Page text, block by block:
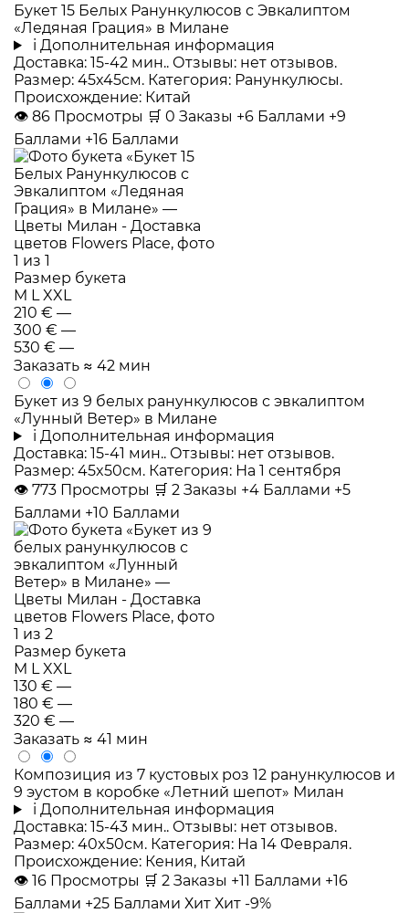
Букет 15 Белых Ранункулюсов с Эвкалиптом
«Ледяная Грация» в Милане
i Дополнительная информация
Доставка: 15-42 мин.. Отзывы: нет отзывов.
Размер: 45x45см. Категория: Ранункулюсы.
Происхождение: Китай
👁 86 Просмотры 🛒 0 Заказы +6 Баллами +9
Баллами +16 Баллами
Размер букета
M LXXL
210 € —
300 € —
530 € —
Заказать ≈ 42 мин
Букет из 9 белых ранункулюсов с эвкалиптом
«Лунный Ветер» в Милане
i Дополнительная информация
Доставка: 15-41 мин.. Отзывы: нет отзывов.
Размер: 45x50см. Категория: На 1 сентября
👁 773 Просмотры 🛒 2 Заказы +4 Баллами +5
Баллами +10 Баллами
Размер букета
M LXXL
130 € —
180 € —
320 € —
Заказать ≈ 41 мин
Композиция из 7 кустовых роз 12 ранункулюсов и
9 эустом в коробке «Летний шепот» Милан
i Дополнительная информация
Доставка: 15-43 мин.. Отзывы: нет отзывов.
Размер: 40x50см. Категория: На 14 Февраля.
Происхождение: Кения, Китай
👁 16 Просмотры 🛒 2 Заказы +11 Баллами +16
Баллами +25 Баллами Хит Хит -9%